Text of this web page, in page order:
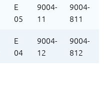
E
05
9004-
11
9004-
811
E
04
9004-
12
9004-
812